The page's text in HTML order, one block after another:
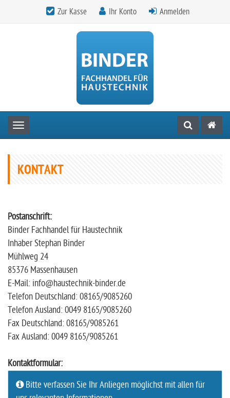
Zur Kasse Ihr Konto Anmelden
Toggle navigation
KONTAKT
Postanschrift:
Binder Fachhandel für Haustechnik
Inhaber Stephan Binder
Mühlweg 24
85376 Massenhausen
E-Mail: info@haustechnik-binder.de
Telefon Deutschland: 08165/9085260
Telefon Ausland: 0049 8165/9085260
Fax Deutschland: 08165/9085261
Fax Ausland: 0049 8165/9085261
Kontaktformular:
Bitte verfassen Sie Ihr Anliegen möglichst mit allen für